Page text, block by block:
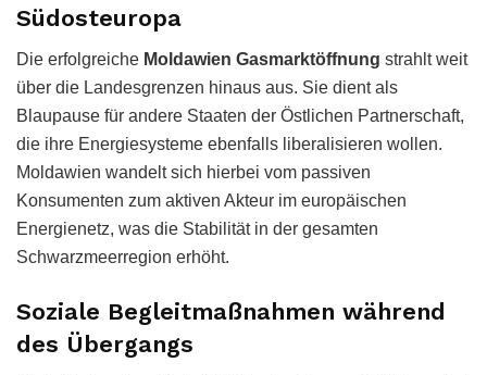
Südosteuropa
Die erfolgreiche Moldawien Gasmarktöffnung strahlt weit
über die Landesgrenzen hinaus aus. Sie dient als
Blaupause für andere Staaten der Östlichen Partnerschaft,
die ihre Energiesysteme ebenfalls liberalisieren wollen.
Moldawien wandelt sich hierbei vom passiven
Konsumenten zum aktiven Akteur im europäischen
Energienetz, was die Stabilität in der gesamten
Schwarzmeerregion erhöht.
Soziale Begleitmaßnahmen während
des Übergangs